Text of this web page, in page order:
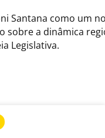
Santana como um
a dinâmica
Legislativa.